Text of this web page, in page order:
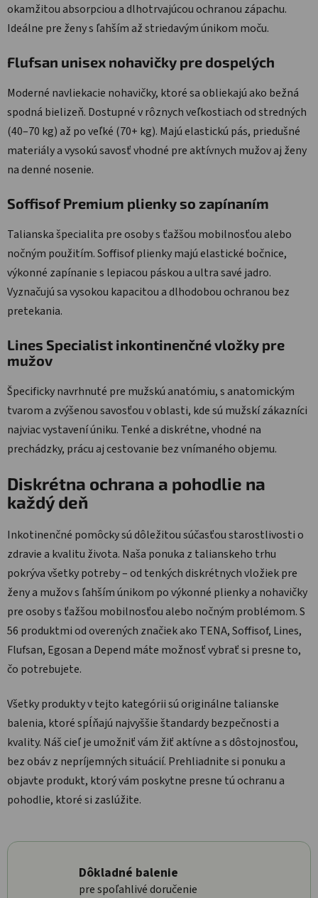
okamžitou absorpciou a dlhotrvajúcou ochranou zápachu.
Ideálne pre ženy s ľahším až striedavým únikom moču.
Flufsan unisex nohavičky pre dospelých
Moderné navliekacie nohavičky, ktoré sa obliekajú ako bežná
spodná bielizeň. Dostupné v rôznych veľkostiach od stredných
(40–70 kg) až po veľké (70+ kg). Majú elastickú pás, priedušné
materiály a vysokú savosť vhodné pre aktívnych mužov aj ženy
na denné nosenie.
Soffisof Premium plienky so zapínaním
Talianska špecialita pre osoby s ťažšou mobilnosťou alebo
nočným použitím. Soffisof plienky majú elastické bočnice,
výkonné zapínanie s lepiacou páskou a ultra savé jadro.
Vyznačujú sa vysokou kapacitou a dlhodobou ochranou bez
pretekania.
Lines Specialist inkontinenčné vložky pre
mužov
Špecificky navrhnuté pre mužskú anatómiu, s anatomickým
tvarom a zvýšenou savosťou v oblasti, kde sú mužskí zákazníci
najviac vystavení úniku. Tenké a diskrétne, vhodné na
prechádzky, prácu aj cestovanie bez vnímaného objemu.
Diskrétna ochrana a pohodlie na
každý deň
Inkotinenčné pomôcky sú dôležitou súčasťou starostlivosti o
zdravie a kvalitu života. Naša ponuka z talianskeho trhu
pokrýva všetky potreby – od tenkých diskrétnych vložiek pre
ženy a mužov s ľahším únikom po výkonné plienky a nohavičky
pre osoby s ťažšou mobilnosťou alebo nočným problémom. S
56 produktmi od overených značiek ako TENA, Soffisof, Lines,
Flufsan, Egosan a Depend máte možnosť vybrať si presne to,
čo potrebujete.
Všetky produkty v tejto kategórii sú originálne talianske
balenia, ktoré spĺňajú najvyššie štandardy bezpečnosti a
kvality. Náš cieľ je umožniť vám žiť aktívne a s dôstojnosťou,
bez obáv z nepríjemných situácií. Prehliadnite si ponuku a
objavte produkt, ktorý vám poskytne presne tú ochranu a
pohodlie, ktoré si zaslúžite.
Dôkladné balenie
pre spoľahlivé doručenie